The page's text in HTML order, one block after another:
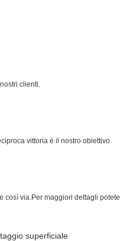
clienti.
vittoria è il nostro obiettivo.
così via.Per maggiori dettagli potete
superficiale